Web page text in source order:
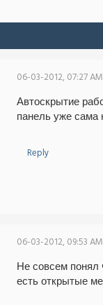
06-03-2012, 07:27
Автоскрытие
панель уже сама
Reply
06-03-2012, 09:53
Не совсем понял
есть открытые